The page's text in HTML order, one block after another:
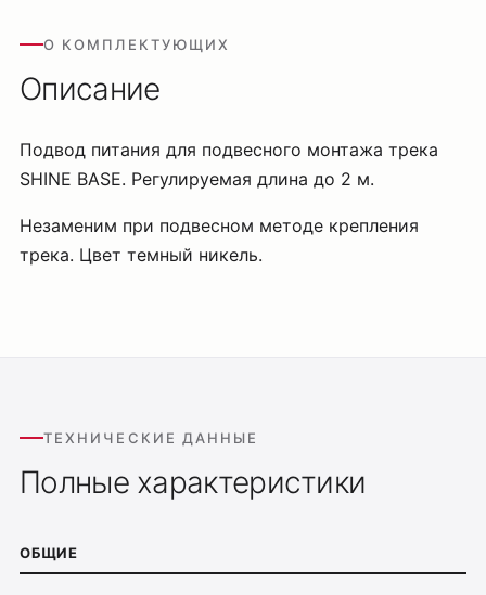
О КОМПЛЕКТУЮЩИХ
Описание
Подвод питания для подвесного монтажа трека
SHINE BASE. Регулируемая длина до 2 м.
Незаменим при подвесном методе крепления
трека. Цвет темный никель.
ТЕХНИЧЕСКИЕ ДАННЫЕ
Полные характеристики
ОБЩИЕ